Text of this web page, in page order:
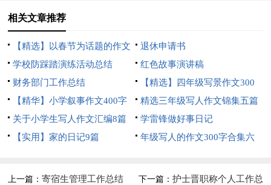
相关文章推荐
【精选】以春节为话题的作文
锦集8篇
退休申请书
学校防踩踏演练活动总结
红色故事演讲稿
财务部门工作总结
【精选】四年级写景作文300
字集合五篇
【精华】小学叙事作文400字
集锦九篇
精选三年级写人作文锦集五篇
关于小学生写人作文汇编8篇
学雷锋做好事日记
【实用】家的日记9篇
年级写人的作文300字合集六
上一篇：寄宿生管理工作总结 下一篇： 护士晋职称个人工作总